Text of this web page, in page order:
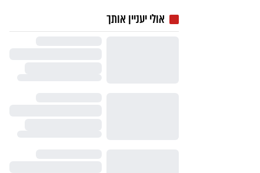
אולי יעניין אותך